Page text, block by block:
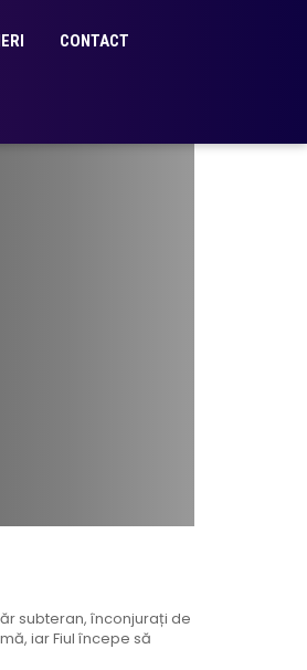
CONTACT
subteran, înconjurați de
iar Fiul începe să